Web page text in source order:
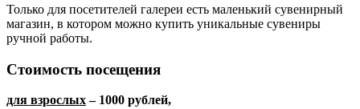
Только для посетителей галереи есть маленький сувенирный
магазин, в котором можно купить уникальные сувениры
ручной работы.
Стоимость посещения
для взрослых– 1000 рублей,